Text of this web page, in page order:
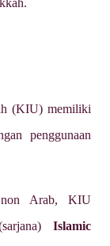
(KIU) memiliki
penggunaan
non Arab, KIU
Islamic